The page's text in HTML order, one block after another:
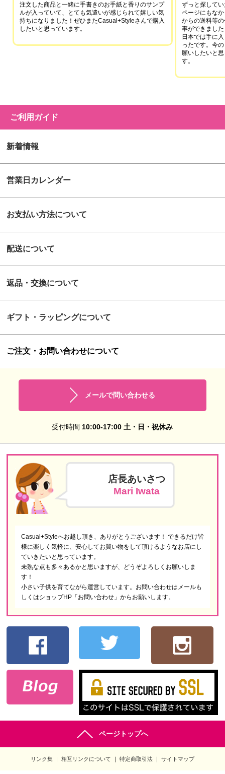
注文した商品と一緒に手書きのお手紙と香りのサンプ
ルが入っていて、とても気遣いが感じられて嬉しい気
持ちになりました！ぜひまたCasual+Styleさんで購入
したいと思っています。
ずっと探して
ページにもな
からの送料等
事ができました
日本では手に
ったです。今
願いしたいと
す。
ご利用ガイド
新着情報
営業日カレンダー
お支払い方法について
配送について
返品・交換について
ギフト・ラッピングについて
ご注文・お問い合わせについて
メールで問い合わせる
受付時間 10:00-17:00 土・日・祝休み
店長あいさつ
Mari Iwata
Casual+Styleへお越し頂き、ありがとうございます！ できるだけ皆
様に楽しく気軽に、安心してお買い物をして頂けるようなお店にし
ていきたいと思っています。
未熟な点も多々あるかと思いますが、どうぞよろしくお願いしま
す！
小さい子供を育てながら運営しています。お問い合わせはメールも
しくはショップHP「お問い合わせ」からお願いします。
ページトップへ
リンク集 相互リンクについて 特定商取引法 サイトマップ